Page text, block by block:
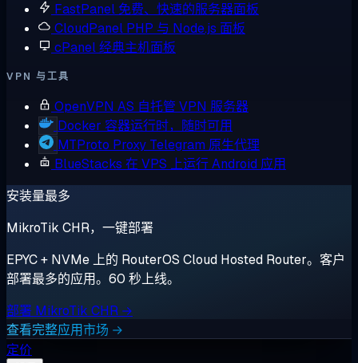
FastPanel 免费、快速的服务器面板
CloudPanel PHP 与 Node.js 面板
cPanel经典主机面板
VPN 与工具
OpenVPN AS 自托管 VPN 服务器
Docker 容器运行时，随时可用
MTProto Proxy Telegram 原生代理
BlueStacks 在 VPS 上运行 Android 应用
安装量最多
MikroTik CHR，一键部署
EPYC + NVMe 上的 RouterOS Cloud Hosted Router。客户
部署最多的应用。60 秒上线。
部署 MikroTik CHR →
查看完整应用市场 →
定价